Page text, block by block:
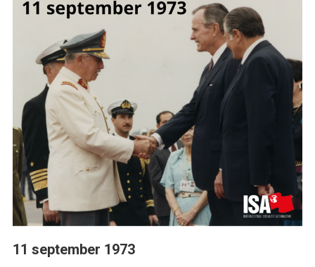
11 september 1973